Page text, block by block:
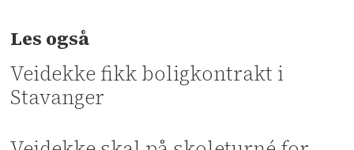
Les også
Veidekke fikk boligkontrakt i
Stavanger